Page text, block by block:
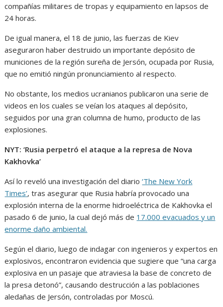
compañías militares de tropas y equipamiento en lapsos de
24 horas.
De igual manera, el 18 de junio, las fuerzas de Kiev
aseguraron haber destruido un importante depósito de
municiones de la región sureña de Jersón, ocupada por Rusia,
que no emitió ningún pronunciamiento al respecto.
No obstante, los medios ucranianos publicaron una serie de
videos en los cuales se veían los ataques al depósito,
seguidos por una gran columna de humo, producto de las
explosiones.
NYT: ‘Rusia perpetró el ataque a la represa de Nova
Kakhovka’
Así lo reveló una investigación del diario‘The New York
Times’, tras asegurar que Rusia habría provocado una
explosión interna de la enorme hidroeléctrica de Kakhovka el
pasado 6 de junio, la cual dejó más de 17.000 evacuados y un
enorme daño ambiental.
Según el diario, luego de indagar con ingenieros y expertos en
explosivos, encontraron evidencia que sugiere que “una carga
explosiva en un pasaje que atraviesa la base de concreto de
la presa detonó”, causando destrucción a las poblaciones
aledañas de Jersón, controladas por Moscú.